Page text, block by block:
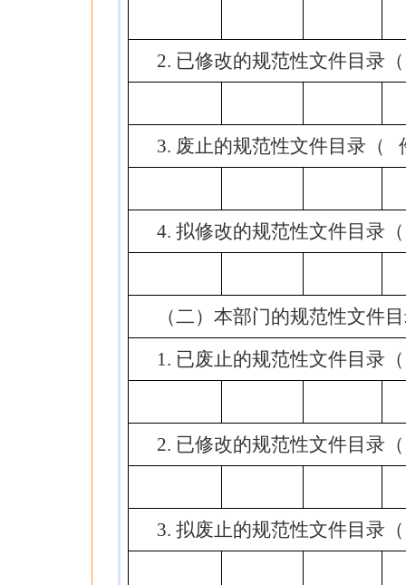
2. 已修改的规范性文件目录（
3. 废止的规范性文件目录（
4.拟修改的规范性文件目录（
（二）本部门的规范性文件
1. 已废止的规范性文件目录（
2. 已修改的规范性文件目录（
3.拟废止的规范性文件目录（